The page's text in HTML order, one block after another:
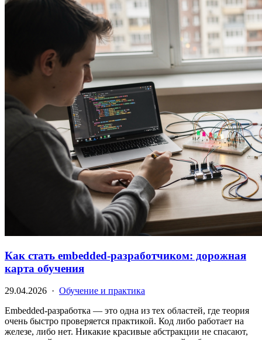
Как стать embedded-разработчиком: дорожная
карта обучения
29.04.2026 · Обучение и практика
Embedded-разработка — это одна из тех областей, где теория
очень быстро проверяется практикой. Код либо работает на
железе, либо нет. Никакие красивые абстракции не спасают,